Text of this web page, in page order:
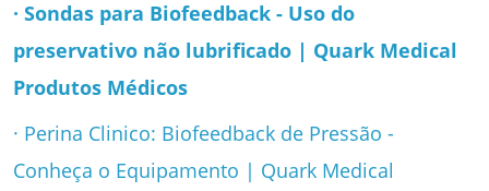
· Sondas para Biofeedback - Uso do
preservativo não lubrificado | Quark Medical
Produtos Médicos
· Perina Clinico: Biofeedback de Pressão -
Conheça o Equipamento | Quark Medical